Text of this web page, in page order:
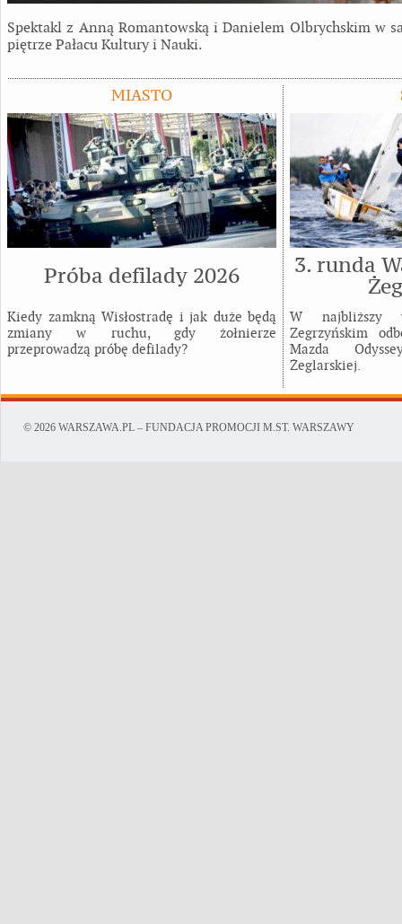
Spektakl z Anną Romantowską i Danielem Olbrychskim w
piętrze Pałacu Kultury i Nauki.
MIASTO
Próba defilady 2026
Kiedy zamkną Wisłostradę i jak duże będą
zmiany w ruchu, gdy żołnierze
przeprowadzą próbę defilady?
3. runda
W najbliższy
Zegrzyńskim
Mazda
Żeglarskiej.
© 2026 WARSZAWA.PL – FUNDACJA PROMOCJI M.ST. WARSZAWY